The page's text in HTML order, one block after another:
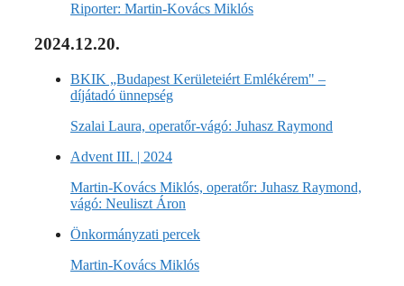
Riporter: Martin-Kovács Miklós
2024.12.20.
BKIK „Budapest Kerületeiért Emlékérem" –
díjátadó ünnepség
Szalai Laura, operatőr-vágó: Juhasz Raymond
Advent III. | 2024
Martin-Kovács Miklós, operatőr: Juhasz Raymond,
vágó: Neuliszt Áron
Önkormányzati percek
Martin-Kovács Miklós